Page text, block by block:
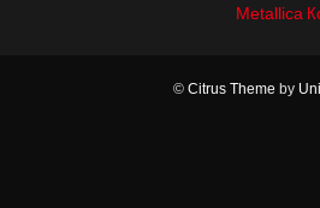
Metallica
© Citrus Theme by